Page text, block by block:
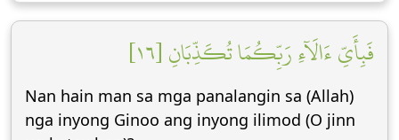
فَبِأَيِّ ءَالَآءِ رَبِّكُمَا تُكَذِّبَانِ [١٦]
Nan hain man sa mga panalangin sa (Allah)
nga inyong Ginoo ang inyong ilimod (O jinn